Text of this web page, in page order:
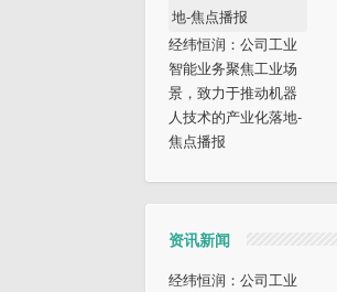
经纬恒润：公司工业
智能业务聚焦工业场
景，致力于推动机器
人技术的产业化落地-
焦点播报
资讯新闻
经纬恒润：公司工业